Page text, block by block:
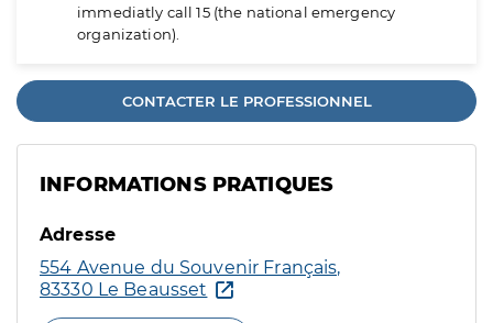
immediatly call 15 (the national emergency
organization).
CONTACTER LE PROFESSIONNEL
INFORMATIONS PRATIQUES
Adresse
554 Avenue du Souvenir Français,
83330 Le Beausset